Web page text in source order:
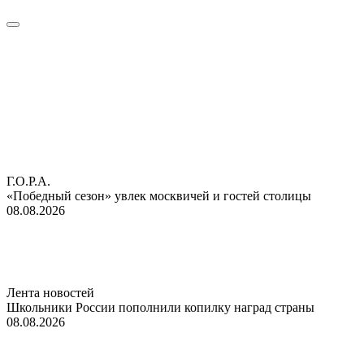
Г.О.Р.А.
«Победный сезон» увлек москвичей и гостей столицы
08.08.2026
Лента новостей
Школьники России пополнили копилку наград страны
08.08.2026